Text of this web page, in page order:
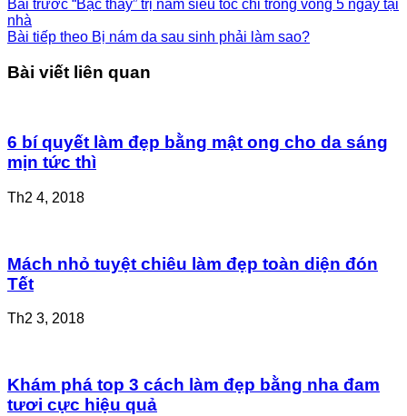
Bài trước “Bậc thầy” trị nám siêu tốc chỉ trong vòng 5 ngày tại
nhà
Bài tiếp theo Bị nám da sau sinh phải làm sao?
Bài viết liên quan
6 bí quyết làm đẹp bằng mật ong cho da sáng
mịn tức thì
Th2 4, 2018
Mách nhỏ tuyệt chiêu làm đẹp toàn diện đón
Tết
Th2 3, 2018
Khám phá top 3 cách làm đẹp bằng nha đam
tươi cực hiệu quả